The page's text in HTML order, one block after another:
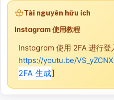
Tài nguyên hữu ích
Instagram 使用教程
Instagram 使用 2FA 进行登
https://youtu.be/
2FA 生成】